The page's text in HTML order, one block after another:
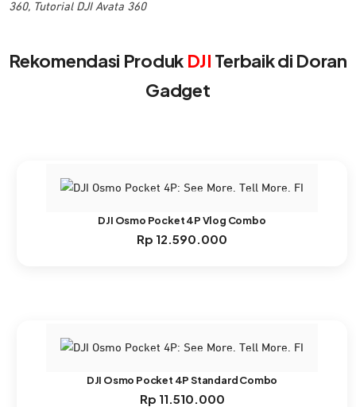
360, Tutorial DJI Avata 360
Rekomendasi Produk DJI Terbaik di Doran
Gadget
DJI Osmo Pocket 4P Vlog Combo
Rp 12.590.000
DJI Osmo Pocket 4P Standard Combo
Rp 11.510.000